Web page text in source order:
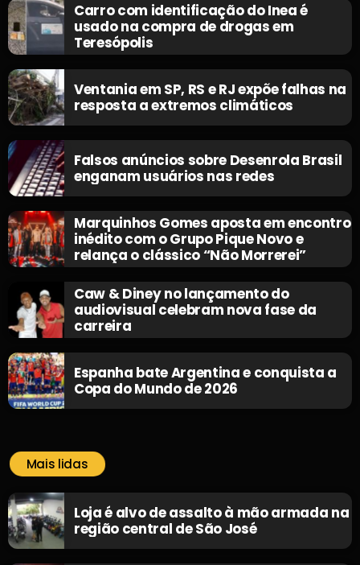
Carro com identificação do Inea é
usado na compra de drogas em
Teresópolis
Ventania em SP, RS e RJ expõe falhas na
resposta a extremos climáticos
Falsos anúncios sobre Desenrola Brasil
enganam usuários nas redes
Marquinhos Gomes aposta em encontro
inédito com o Grupo Pique Novo e
relança o clássico “Não Morrerei”
Caw & Diney no lançamento do
audiovisual celebram nova fase da
carreira
Espanha bate Argentina e conquista a
Copa do Mundo de 2026
Mais lidas
Loja é alvo de assalto à mão armada na
região central de São José